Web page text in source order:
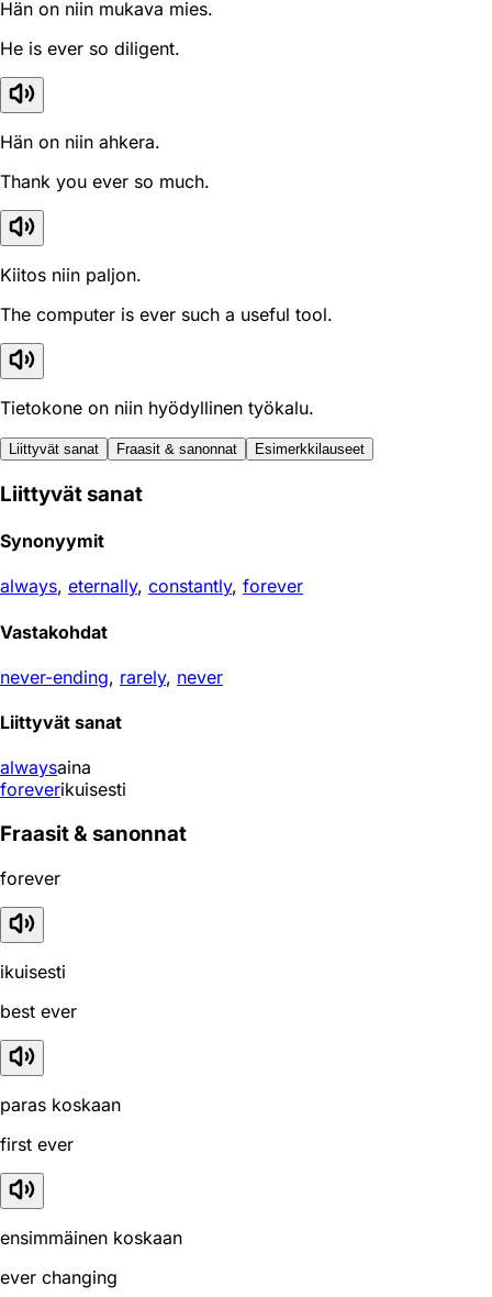
Hän on niin mukava mies.
He is ever so diligent.
Hän on niin ahkera.
Thank you ever so much.
Kiitos niin paljon.
The computer is ever such a useful tool.
Tietokone on niin hyödyllinen työkalu.
Liittyvät sanat Fraasit & sanonnat Esimerkkilauseet
Liittyvät sanat
Synonyymit
always, eternally, constantly, forever
Vastakohdat
never-ending, rarely, never
Liittyvät sanat
alwaysaina
foreverikuisesti
Fraasit & sanonnat
forever
ikuisesti
best ever
paras koskaan
first ever
ensimmäinen koskaan
ever changing